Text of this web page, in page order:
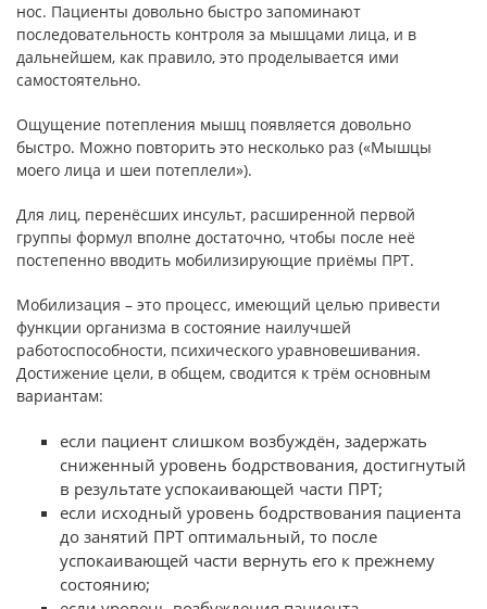
нос. Пациенты довольно быстро запоминают
последовательность контроля за мышцами лица, и в
дальнейшем, как правило, это проделывается ими
самостоятельно.
Ощущение потепления мышц появляется довольно
быстро. Можно повторить это несколько раз («Мышцы
моего лица и шеи потеплели»).
Для лиц, перенёсших инсульт, расширенной первой
группы формул вполне достаточно, чтобы после неё
постепенно вводить мобилизирующие приёмы ПРТ.
Мобилизация – это процесс, имеющий целью привести
функции организма в состояние наилучшей
работоспособности, психического уравновешивания.
Достижение цели, в общем, сводится к трём основным
вариантам:
если пациент слишком возбуждён, задержать
сниженный уровень бодрствования, достигнутый
в результате успокаивающей части ПРТ;
если исходный уровень бодрствования пациента
до занятий ПРТ оптимальный, то после
успокаивающей части вернуть его к прежнему
состоянию;